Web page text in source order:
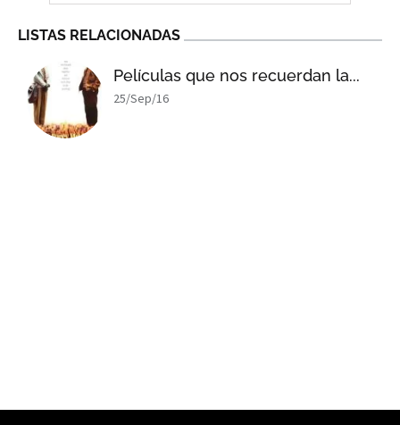
LISTAS RELACIONADAS
Películas que nos recuerdan la...
25/Sep/16